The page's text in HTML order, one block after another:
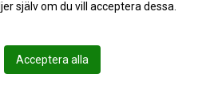
själv om du vill acceptera dessa.
Acceptera alla